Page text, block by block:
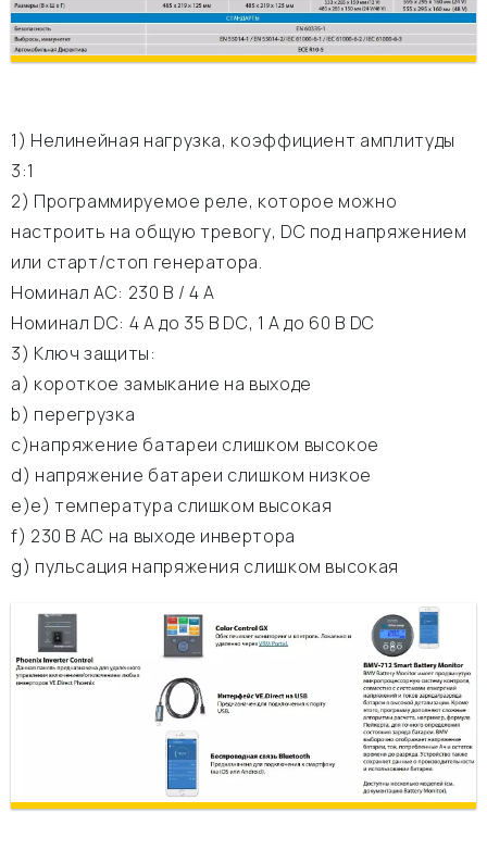
1) Нелинейная нагрузка, коэффициент амплитуды
3:1
2) Программируемое реле, которое можно
настроить на общую тревогу, DC под напряжением
или старт/стоп генератора.
Номинал АС: 230 В / 4 A
Номинал DC: 4 A до 35 В DC, 1 A до 60 В DC
3) Ключ защиты:
а) короткое замыкание на выходе
b) перегрузка
c)напряжение батареи слишком высокое
d) напряжение батареи слишком низкое
e)е) температура слишком высокая
f) 230 В АС на выходе инвертора
g) пульсация напряжения слишком высокая